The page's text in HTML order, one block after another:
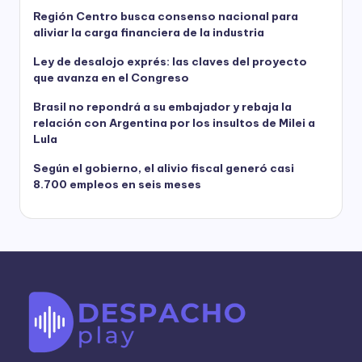
Región Centro busca consenso nacional para
aliviar la carga financiera de la industria
Ley de desalojo exprés: las claves del proyecto
que avanza en el Congreso
Brasil no repondrá a su embajador y rebaja la
relación con Argentina por los insultos de Milei a
Lula
Según el gobierno, el alivio fiscal generó casi
8.700 empleos en seis meses